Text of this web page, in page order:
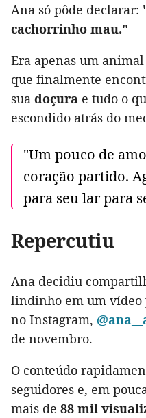
Ana só pôde declarar:
cachorrinho mau."
Era apenas um
que finalmente
sua doçura e tudo o
escondido atrás do
"Um pouco de
coração partido.
para seu lar para
Repercutiu
Ana decidiu
lindinho em um vídeo
no Instagram,
de novembro.
O conteúdo
seguidores e, em
mais de 88 mil